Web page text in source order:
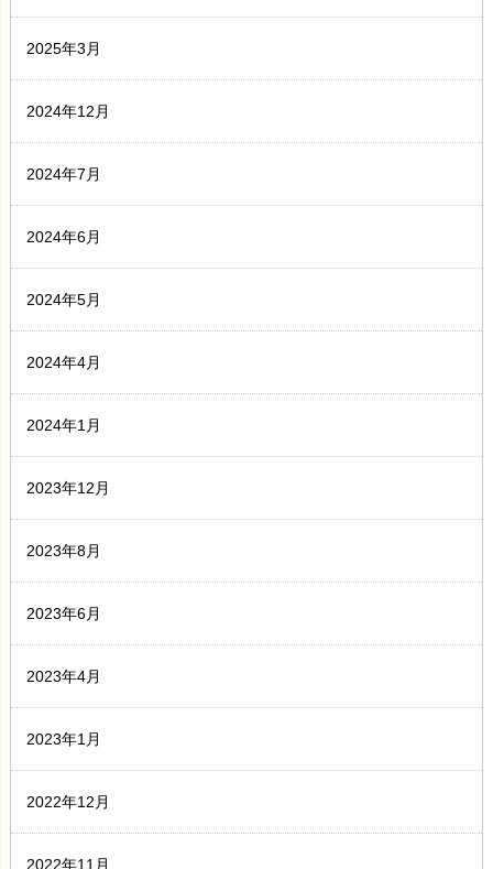
2025年3月
2024年12月
2024年7月
2024年6月
2024年5月
2024年4月
2024年1月
2023年12月
2023年8月
2023年6月
2023年4月
2023年1月
2022年12月
2022年11月